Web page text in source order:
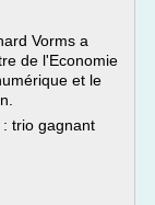
Vorms a
de l'Economie
et le
trio gagnant